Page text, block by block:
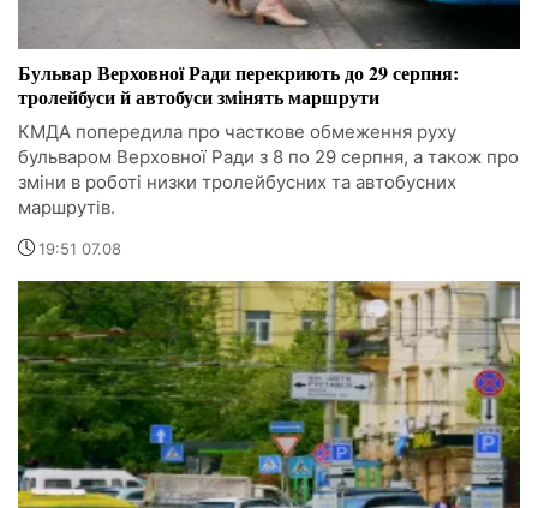
Бульвар Верховної Ради перекриють до 29 серпня:
тролейбуси й автобуси змінять маршрути
КМДА попередила про часткове обмеження руху
бульваром Верховної Ради з 8 по 29 серпня, а також про
зміни в роботі низки тролейбусних та автобусних
маршрутів.
19:51 07.08